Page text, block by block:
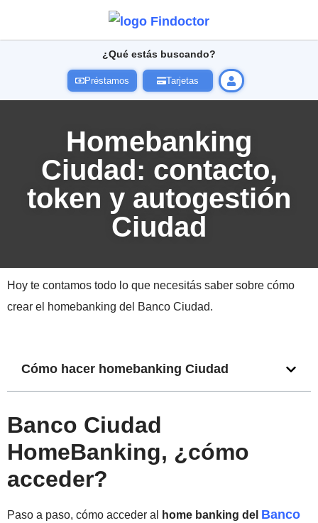
¿Qué estás buscando?
Préstamos Tarjetas
Homebanking
Ciudad: contacto,
token y autogestión
Ciudad
Hoy te contamos todo lo que necesitás saber sobre cómo
crear el homebanking del Banco Ciudad.
Cómo hacer homebanking Ciudad
Banco Ciudad
HomeBanking, ¿cómo
acceder?
Paso a paso, cómo acceder al home banking del Banco